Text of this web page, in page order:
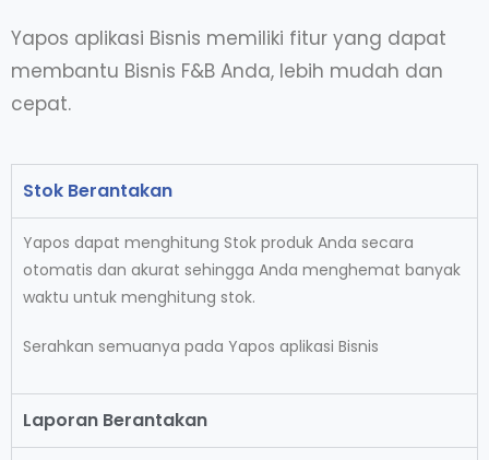
Yapos aplikasi Bisnis memiliki fitur yang dapat
membantu Bisnis F&B Anda, lebih mudah dan
cepat.
Stok Berantakan
Yapos dapat menghitung Stok produk Anda secara
otomatis dan akurat sehingga Anda menghemat banyak
waktu untuk menghitung stok.
Serahkan semuanya pada Yapos aplikasi Bisnis
Laporan Berantakan